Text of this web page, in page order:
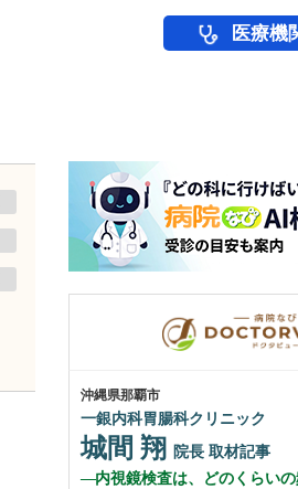
医療機
沖縄県那覇市
一銀内科胃腸科クリニック
城間 翔 院長 取材記事
内視鏡検査は、どのくらい